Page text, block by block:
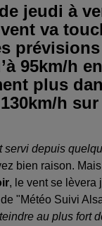
jeudi à
va
95km/h
plus
h
servi depuis
bien raison.
, le vent se lèvera
"Météo Suivi
au plus fort